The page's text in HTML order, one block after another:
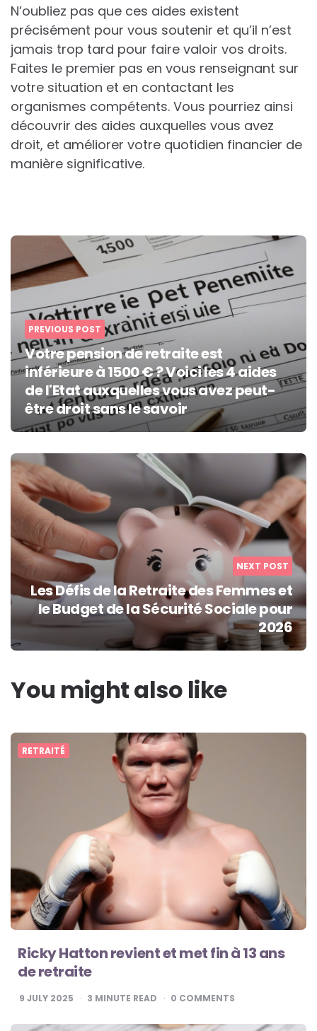
N’oubliez pas que ces aides existent
précisément pour vous soutenir et qu’il n’est
jamais trop tard pour faire valoir vos droits.
Faites le premier pas en vous renseignant sur
votre situation et en contactant les
organismes compétents. Vous pourriez ainsi
découvrir des aides auxquelles vous avez
droit, et améliorer votre quotidien financier de
manière significative.
Post
navigation
PREVIOUS POST
Votre pension de retraite est
inférieure à 1500 € ? Voici les 4 aides
de l'Etat auxquelles vous avez peut-
être droit sans le savoir
NEXT POST
Les Défis de la Retraite des Femmes et
le Budget de la Sécurité Sociale pour
2026
You might also like
RETRAITÉ
Ricky Hatton revient et met fin à 13 ans
de retraite
9 JULY 2025 3 MINUTE READ 0 COMMENTS